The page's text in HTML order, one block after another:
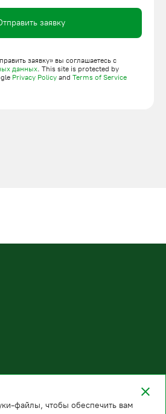
заявку
заявку» вы соглашаетесь с
данных. This site is protected by
Privacy Policy and Terms of Service
файлы, чтобы обеспечить вам